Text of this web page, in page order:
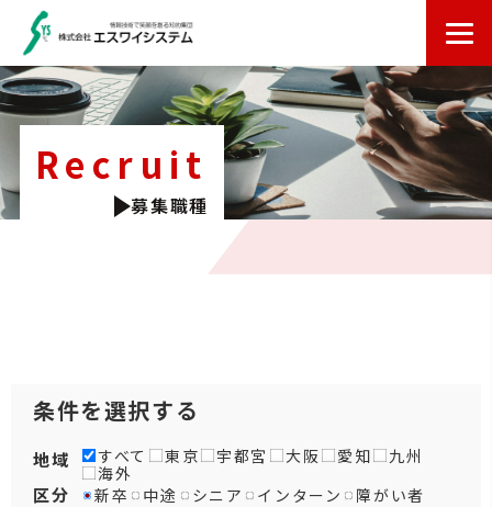
Recruit
募集職種
条件を選択する
地域 すべて 東京 宇都宮 大阪 愛知
九州
海外
区分 新卒 中途 シニア インターン 障がい者